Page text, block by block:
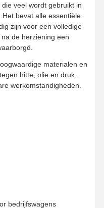
veel wordt gebruikt in
bevat alle essentiële
zijn voor een volledige
de herziening een
materialen en
hitte, olie en druk,
werkomstandigheden.
bedrijfswagens